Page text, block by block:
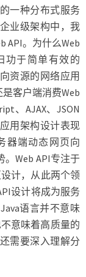
一种分布式服务
业级架构中，我
API。为什么Web
功于简单有效的
资源的网络应用
客户端消费Web
、AJAX、JSON
用架构设计表现
器端动态网页向
。Web API专注于
计，从此两个领
设计将成为服务
语言并不意味
意味着高质量的
需要深入理解分